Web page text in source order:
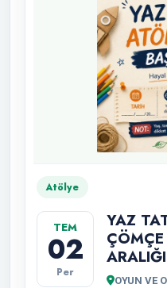
Atölye
TEM
02
Per
YAZ
OYUN VE